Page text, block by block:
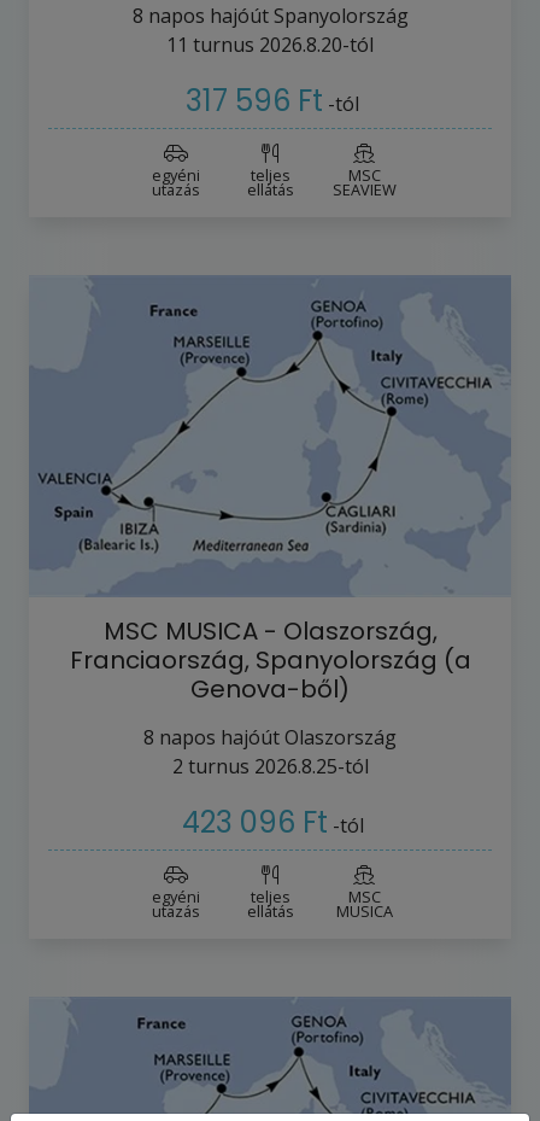
8 napos hajóút Spanyolország
11 turnus 2026.8.20-tól
317 596 Ft -tól
egyéni
utazás
teljes
ellátás
MSC
SEAVIEW
MSC MUSICA - Olaszország,
Franciaország, Spanyolország (a
Genova-ből)
8 napos hajóútOlaszország
2 turnus 2026.8.25-tól
423 096 Ft -tól
egyéni
utazás
teljes
ellátás
MSC
MUSICA